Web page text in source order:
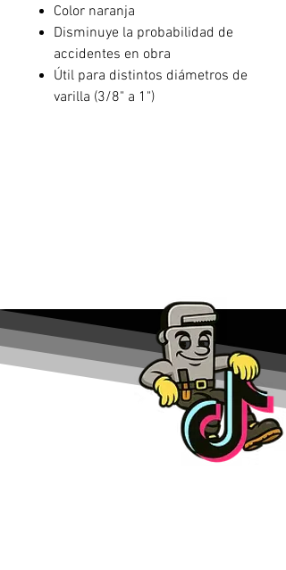
Color naranja
Disminuye la probabilidad de
accidentes en obra
Útil para distintos diámetros de
varilla (3/8" a 1")